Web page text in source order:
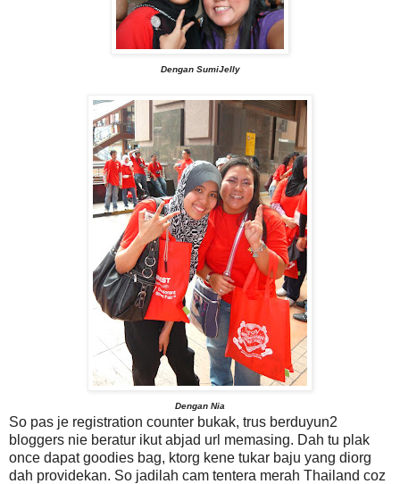
Dengan SumiJelly
Dengan Nia
So pas je registration counter bukak, trus berduyun2
bloggers nie beratur ikut abjad url memasing. Dah tu plak
once dapat goodies bag, ktorg kene tukar baju yang diorg
dah providekan. So jadilah cam tentera merah Thailand coz